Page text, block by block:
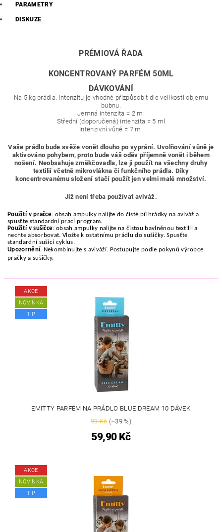
PARAMETRY
DISKUZE
PRÉMIOVÁ ŘADA
KONCENTROVANÝ PARFÉM 50ML
DÁVKOVÁNÍ
Na 5 kg prádla. Intenzitu je vhodné přizpůsobit dle velikosti objemu
bubnu.
Jemná intenzita = 2 ml
Střední (doporučená) intenzita = 5 ml
Intenzivní vůně = 7 ml
Vaše prádlo bude svěže vonět dlouho po vyprání. Uvolňování vůně je
aktivováno pohybem, proto bude váš oděv příjemně vonět i během
nošení. Neobsahuje změkčovadla, lze ji použít na všechny druhy
textilií včetně mikrovlákna či funkčního prádla. Díky
koncentrovanému složení stačí použít jen velmi malé množství.
Již není třeba používat aviváž.
Použití v pračce: obsah ampulky nalijte do čisté přihrádky na aviváž a
spusťte standardní prací program.
Použití v sušičce: obsah ampulky nalijte na čistou bavlněnou textilii a
nechte absorbovat. Vložte k ostatnímu prádlu do sušičky. Spusťte
standardní sušící cyklus.
Upozornění: Nekombinujte s aviváží. Postupujte podle pokynů výrobce
pračky a sušičky.
AKCE
NOVINKA
TIP
EMITTY PARFÉM NA PRÁDLO BLUE DREAM 10 DÁVEK
99 Kč(–39 %)
59,90 Kč
AKCE
NOVINKA
TIP